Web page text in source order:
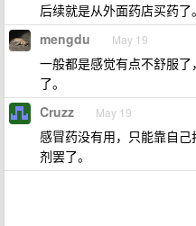
后续就是从外面药店买药了。
mengdu May 19
一般都是感觉有点不舒服
了。
Cruzz May 19
感冒药没有用，只能靠自
剂罢了。